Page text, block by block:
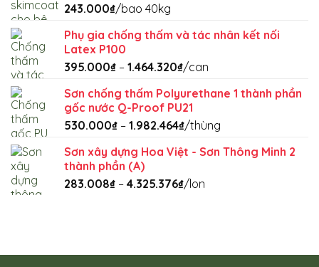
243.000₫/bao 40kg
Phụ gia chống thấm và tác nhân kết nối
Latex P100
395.000₫ – 1.464.320₫Khoảng
từ
395.000₫
đến
/can
Sơn chống thấm Polyurethane 1 thành phần
gốc nước Q-Proof PU21
530.000₫ – 1.982.464₫Khoảng
từ
đến
/thùng
Sơn xây dựng Hoa Việt - Sơn Thông Minh 2
thành phần (A)
283.008₫ – 4.325.376₫Khoảng
4.325.376₫
/lon